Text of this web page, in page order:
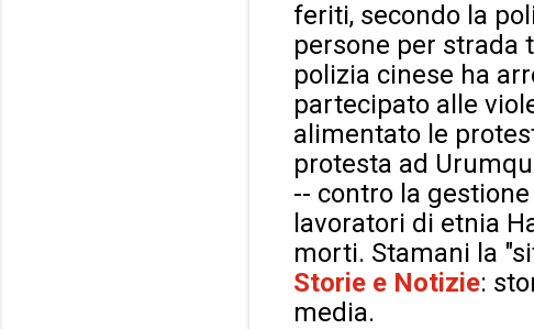
feriti, secondo la
persone per strada
polizia cinese ha
partecipato alle
alimentato le
protesta ad
-- contro la
lavoratori di etnia
morti. Stamani la
Storie e Notizie:
media.